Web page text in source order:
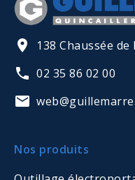
138 Chaussée de
02 35 86 02 00
Nos produits